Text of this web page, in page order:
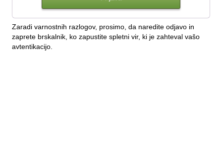
Zaradi varnostnih razlogov, prosimo, da naredite odjavo in
zaprete brskalnik, ko zapustite spletni vir, ki je zahteval vašo
avtentikacijo.